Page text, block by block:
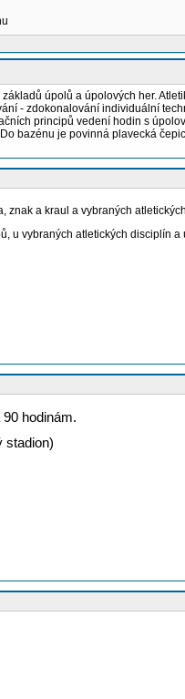
úpolů a úpolových her.
- zdokonalování individuální
principů vedení hodin s
bazénu je povinná plavecká
znak a kraul a vybraných
u vybraných atletických disciplín a
hodinám.
stadion)